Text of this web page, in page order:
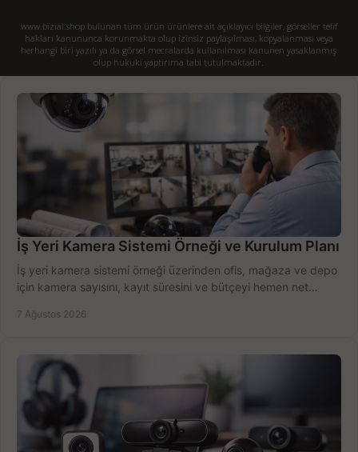
www.bizial.shop bulunan tüm ürün ürünlere ait açıklayıcı bilgiler, görseller telif
hakları kanununca korunmakta olup izinsiz paylaşılması, kopyalanması veya
herhangi biri yazılı ya da görsel mecralarda kullanılması kanunen yasaklanmış
olup hukuki yaptırıma tabi tutulmaktadır.
İş Yeri Kamera Sistemi Örneği ve Kurulum Planı
İş yeri kamera sistemi örneği üzerinden ofis, mağaza ve depo
için kamera sayısını, kayıt süresini ve bütçeyi hemen net
7 Ağustos 2026